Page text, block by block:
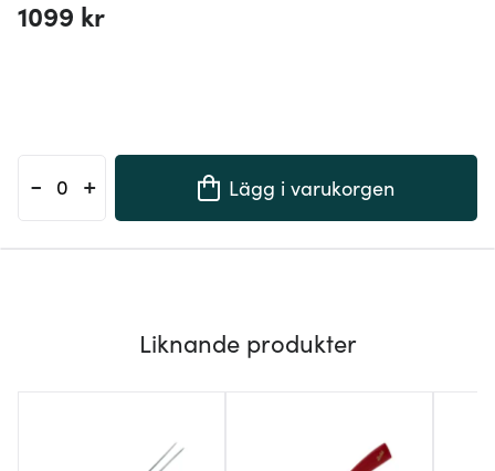
1099 kr
- + Lägg i varukorgen
Liknande produkter